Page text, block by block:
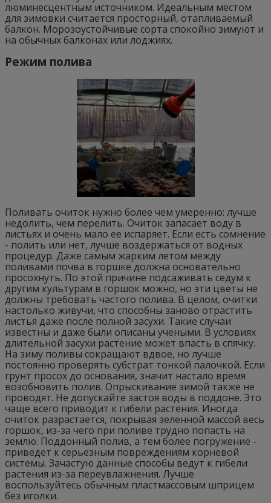
люминесцентным источником. Идеальным местом
для зимовки считается просторный, отапливаемый
балкон. Морозоустойчивые сорта спокойно зимуют и
на обычных балконах или лоджиях.
Режим полива
Поливать очиток нужно более чем умеренно: лучше
недолить, чем перелить. Очиток запасает воду в
листьях и очень мало ее испаряет. Если есть сомнение
- полить или нет, лучше воздержаться от водных
процедур. Даже самым жарким летом между
поливами почва в горшке должна основательно
просохнуть. По этой причине подсаживать седум к
другим культурам в горшок можно, но эти цветы не
должны требовать частого полива. В целом, очитки
настолько живучи, что способны заново отрастить
листья даже после полной засухи. Такие случаи
известны и даже были описаны учеными. В условиях
длительной засухи растение может впасть в спячку.
На зиму поливы сокращают вдвое, но лучше
постоянно проверять субстрат тонкой палочкой. Если
грунт просох до основания, значит настало время
возобновить полив. Опрыскивание зимой также не
проводят. Не допускайте застоя воды в поддоне. Это
чаще всего приводит к гибели растения. Иногда
очиток разрастается, покрывая зеленной массой весь
горшок, из-за чего при поливе трудно попасть на
землю. Поддонный полив, а тем более погружение -
приведет к серьезным повреждениям корневой
системы. Зачастую данные способы ведут к гибели
растения из-за переувлажнения. Лучше
воспользуйтесь обычным пластмассовым шприцем
без иголки.